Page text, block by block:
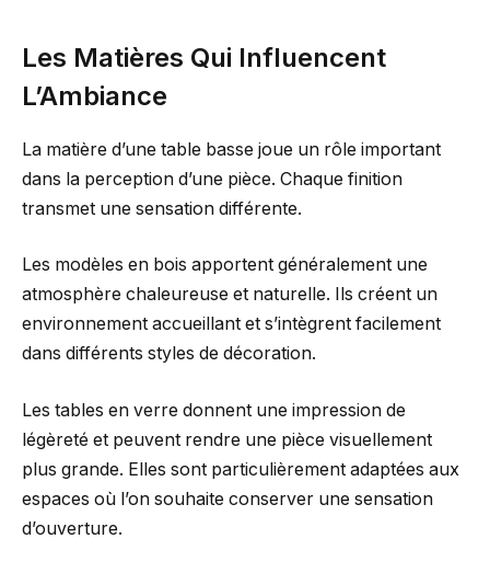
Les Matières Qui Influencent
L’Ambiance
La matière d’une table basse joue un rôle important
dans la perception d’une pièce. Chaque finition
transmet une sensation différente.
Les modèles en bois apportent généralement une
atmosphère chaleureuse et naturelle. Ils créent un
environnement accueillant et s’intègrent facilement
dans différents styles de décoration.
Les tables en verre donnent une impression de
légèreté et peuvent rendre une pièce visuellement
plus grande. Elles sont particulièrement adaptées aux
espaces où l’on souhaite conserver une sensation
d’ouverture.